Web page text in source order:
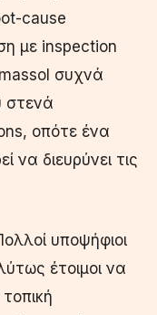
cause
με inspection
συχνά
στενά
οπότε ένα
να διευρύνει τις
υποψήφιοι
έτοιμοι να